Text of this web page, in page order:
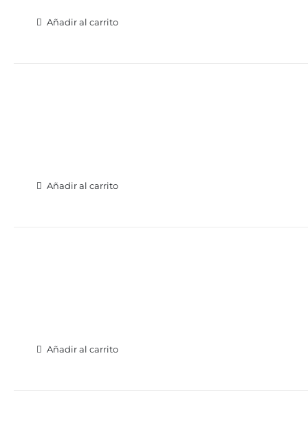
Añadir al carrito
Añadir al carrito
Añadir al carrito